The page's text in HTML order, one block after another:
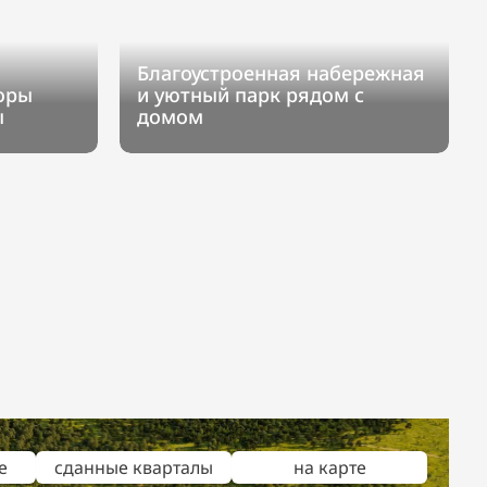
Благоустроенная набережная
и уютный парк рядом с
домом
сданные кварталы на карте